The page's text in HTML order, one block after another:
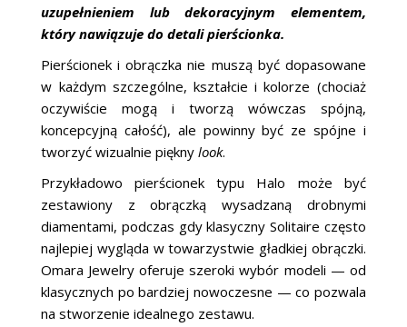
uzupełnieniem lub dekoracyjnym elementem,
który nawiązuje do detali pierścionka.
Pierścionek i obrączka nie muszą być dopasowane
w każdym szczególne, kształcie i kolorze (chociaż
oczywiście mogą i tworzą wówczas spójną,
koncepcyjną całość), ale powinny być ze spójne i
tworzyć wizualnie pięknylook.
Przykładowo pierścionek typu Halo może być
zestawiony z obrączką wysadzaną drobnymi
diamentami, podczas gdy klasyczny Solitaire często
najlepiej wygląda w towarzystwie gładkiej obrączki.
Omara Jewelry oferuje szeroki wybór modeli — od
klasycznych po bardziej nowoczesne — co pozwala
na stworzenie idealnego zestawu.